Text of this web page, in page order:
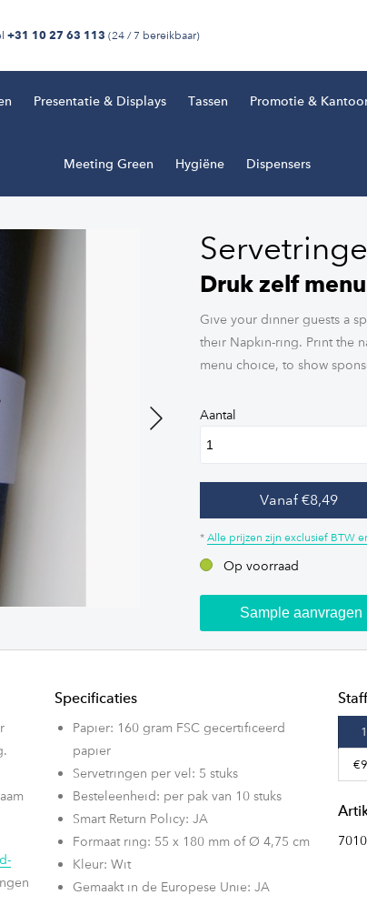
+31 10 27 63 113 (24 / 7 bereikbaar)
Presentatie & Displays Tassen Promotie &
Meeting Green Hygiëne Dispensers
Druk zelf
Give your dinner guests a
their Napkin-ring. Print the
menu choice, to show
Aantal
Vanaf €8,49
*Alle prijzen zijn exclusief BTW
Op voorraad
Sample aanvragen
Specificaties
Papier: 160 gram FSC gecertificeerd
papier
Servetringen per vel: 5 stuks
Besteleenheid: per pak van 10 stuks
Smart Return Policy: JA
Formaat ring: 55 x 180 mm of Ø 4,75 cm
Kleur: Wit
Gemaakt in de Europese Unie: JA